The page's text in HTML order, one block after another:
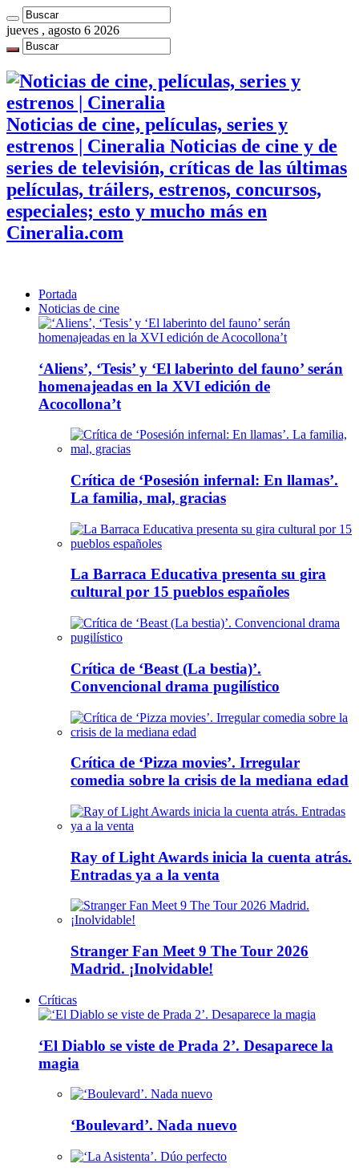
jueves , agosto 6 2026
Noticias de cine, películas, series y
estrenos | Cineralia Noticias de cine y de
series de televisión, críticas de las últimas
películas, tráilers, estrenos, concursos,
especiales; esto y mucho más en
Cineralia.com
Portada
Noticias de cine
‘Aliens’, ‘Tesis’ y ‘El laberinto del fauno’ serán
homenajeadas en la XVI edición de
Acocollona’t
Crítica de ‘Posesión infernal: En llamas’.
La familia, mal, gracias
La Barraca Educativa presenta su gira
cultural por 15 pueblos españoles
Crítica de ‘Beast (La bestia)’.
Convencional drama pugilístico
Crítica de ‘Pizza movies’. Irregular
comedia sobre la crisis de la mediana edad
Ray of Light Awards inicia la cuenta atrás.
Entradas ya a la venta
Stranger Fan Meet 9 The Tour 2026
Madrid. ¡Inolvidable!
Críticas
‘El Diablo se viste de Prada 2’. Desaparece la
magia
‘Boulevard’. Nada nuevo